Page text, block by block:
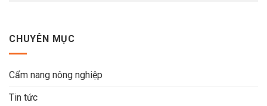
CHUYÊN MỤC
Cẩm nang nông nghiệp
Tin tức